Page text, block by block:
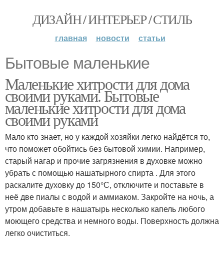
ДИЗАЙН / ИНТЕРЬЕР / СТИЛЬ
главная новости статьи
Бытовые маленькие
Маленькие хитрости для дома
своими руками. Бытовые
маленькие хитрости для дома
своими руками
Мало кто знает, но у каждой хозяйки легко найдётся то,
что поможет обойтись без бытовой химии. Например,
старый нагар и прочие загрязнения в духовке можно
убрать с помощью нашатырного спирта . Для этого
раскалите духовку до 150°С, отключите и поставьте в
неё две пиалы с водой и аммиаком. Закройте на ночь, а
утром добавьте в нашатырь несколько капель любого
моющего средства и немного воды. Поверхность должна
легко очиститься.